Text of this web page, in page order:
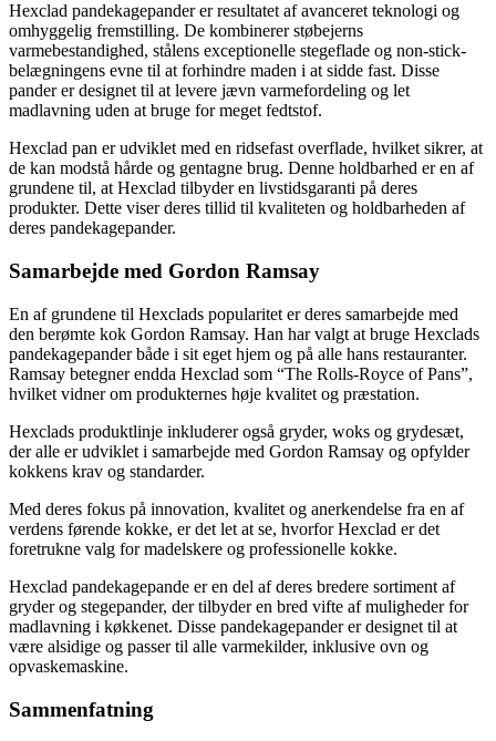
Hexclad pandekagepander er resultatet af avanceret teknologi og
omhyggelig fremstilling. De kombinerer støbejerns
varmebestandighed, stålens exceptionelle stegeflade og non-stick-
belægningens evne til at forhindre maden i at sidde fast. Disse
pander er designet til at levere jævn varmefordeling og let
madlavning uden at bruge for meget fedtstof.
Hexclad pan er udviklet med en ridsefast overflade, hvilket sikrer, at
de kan modstå hårde og gentagne brug. Denne holdbarhed er en af ​​
grundene til, at Hexclad tilbyder en livstidsgaranti på deres
produkter. Dette viser deres tillid til kvaliteten og holdbarheden af
deres pandekagepander.
Samarbejde med Gordon Ramsay
En af grundene til Hexclads popularitet er deres samarbejde med
den berømte kok Gordon Ramsay. Han har valgt at bruge Hexclads
pandekagepander både i sit eget hjem og på alle hans restauranter.
Ramsay betegner endda Hexclad som “The Rolls-Royce of Pans”,
hvilket vidner om produkternes høje kvalitet og præstation.
Hexclads produktlinje inkluderer også gryder, woks og grydesæt,
der alle er udviklet i samarbejde med Gordon Ramsay og opfylder
kokkens krav og standarder.
Med deres fokus på innovation, kvalitet og anerkendelse fra en af ​​
verdens førende kokke, er det let at se, hvorfor Hexclad er det
foretrukne valg for madelskere og professionelle kokke.
Hexclad pandekagepande er en del af deres bredere sortiment af
gryder og stegepander, der tilbyder en bred vifte af muligheder for
madlavning i køkkenet. Disse pandekagepander er designet til at
være alsidige og passer til alle varmekilder, inklusive ovn og
opvaskemaskine.
Sammenfatning